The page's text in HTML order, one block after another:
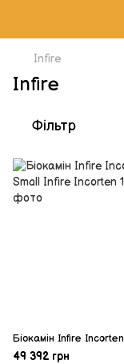
Infire
Infire
Фільтр
Біокамін Infire
49 392 грн